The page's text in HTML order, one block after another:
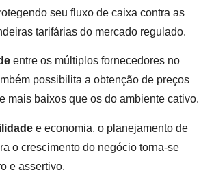
seu fluxo de caixa contra as
tarifárias do mercado regulado.
entre os múltiplos fornecedores no
possibilita a obtenção de preços
mais baixos que os do ambiente cativo.
e economia, o planejamento de
o crescimento do negócio torna-se
e assertivo.